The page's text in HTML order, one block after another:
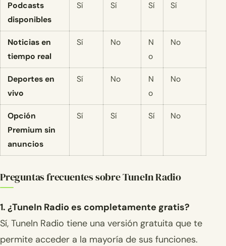
Podcasts
disponibles
Sí Sí Sí Sí
Noticias en
tiempo real
Sí No
N
o
No
Deportes en
vivo
Sí No
N
o
No
Opción
Premium sin
anuncios
Sí Sí Sí No
Preguntas frecuentes sobre TuneIn Radio
1. ¿TuneIn Radio es completamente gratis?
Sí, TuneIn Radio tiene una versión gratuita que te
permite acceder a la mayoría de sus funciones.